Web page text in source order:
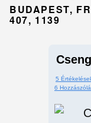
BUDAPEST,
407, 1139
5
6